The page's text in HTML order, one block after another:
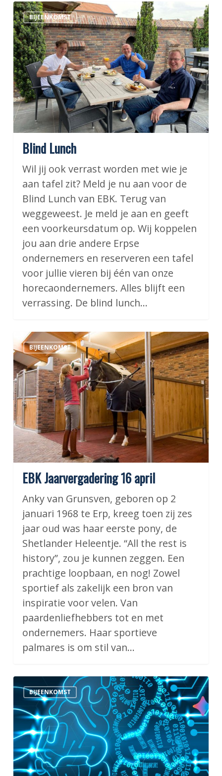
Blind
LunchBIJEENKOMST
Blind Lunch
Wil jij ook verrast worden met wie je
aan tafel zit? Meld je nu aan voor de
Blind Lunch van EBK. Terug van
weggeweest. Je meld je aan en geeft
een voorkeursdatum op. Wij koppelen
jou aan drie andere Erpse
ondernemers en reserveren een tafel
voor jullie vieren bij één van onze
horecaondernemers. Alles blijft een
verrassing. De blind lunch…
EBK
Jaarvergadering
16
april
BIJEENKOMST
EBK Jaarvergadering 16 april
Anky van Grunsven, geboren op 2
januari 1968 te Erp, kreeg toen zij zes
jaar oud was haar eerste pony, de
Shetlander Heleentje. “All the rest is
history”, zou je kunnen zeggen. Een
prachtige loopbaan, en nog! Zowel
sportief als zakelijk een bron van
inspiratie voor velen. Van
paardenliefhebbers tot en met
ondernemers. Haar sportieve
palmares is om stil van…
Ledenavond
26
februari
BIJEENKOMST